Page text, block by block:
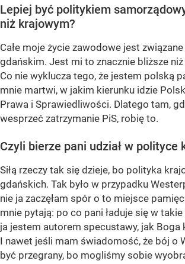
Lepiej być politykiem
niż krajowym?
Całe moje życie zawodowe jest
gdańskim. Jest mi to znacznie bliższe
Co nie wyklucza tego, że jestem polską
mnie martwi, w jakim kierunku idzie
Prawa i Sprawiedliwości. Dlatego tam,
wesprzeć zatrzymanie PiS, robię to.
Czyli bierze pani udział w polityce
Siłą rzeczy tak się dzieje, bo polityka
gdańskich. Tak było w przypadku
nie ja zaczęłam spór o to miejsce
mnie pytają: po co pani ładuje się w
ja jestem autorem specustawy, jak Boga
I nawet jeśli mam świadomość, że bój o
być przegrany, bo mogliśmy sobie